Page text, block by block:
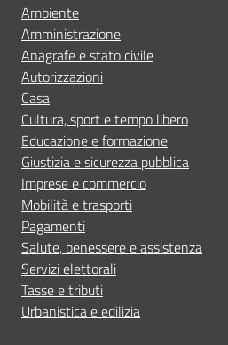
Ambiente
Amministrazione
Anagrafe e stato civile
Autorizzazioni
Casa
Cultura, sport e tempo libero
Educazione e formazione
Giustizia e sicurezza pubblica
Imprese e commercio
Mobilità e trasporti
Pagamenti
Salute, benessere e assistenza
Servizi elettorali
Tasse e tributi
Urbanistica e edilizia